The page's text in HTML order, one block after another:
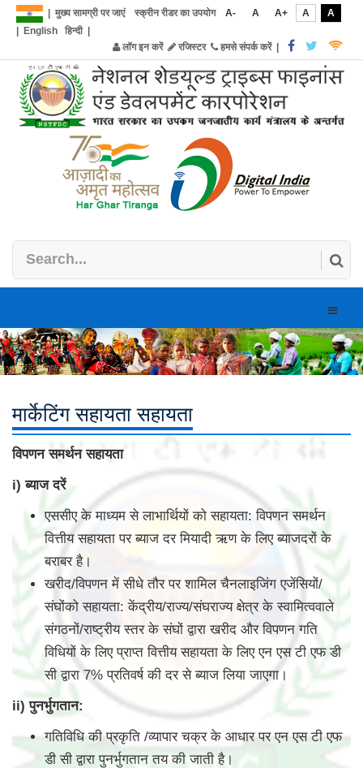
मुख्य सामग्री पर जाएं स्क्रीन रीडर का उपयोग A- A A+ A
A
English हिन्दी|
लॉग इन करें
रजिस्टर हमसे संपर्क करें|
Toggle
मार्केटिंग सहायता सहायता
विपणन समर्थन सहायता
i) ब्याज दरें
एससीए के माध्यम से लाभार्थियों को सहायता: विपणन समर्थन
वित्तीय सहायता पर ब्याज दर मियादी ऋण के लिए ब्याजदरों के
बराबर है।
खरीद/विपणन में सीधे तौर पर शामिल चैनलाइजिंग एजेंसियों/
संघोंको सहायता: केंद्रीय/राज्य/संघराज्य क्षेत्र के स्वामित्ववाले
संगठनों/राष्ट्रीय स्तर के संघों द्वारा खरीद और विपणन गति
विधियों के लिए प्राप्त वित्तीय सहायता के लिए एन एस टी एफ डी
सी द्वारा 7% प्रतिवर्ष की दर से ब्याज लिया जाएगा।
ii) पुनर्भुगतान:
गतिविधि की प्रकृति /व्यापार चक्र के आधार पर एन एस टी एफ
डी सी द्वारा पुनर्भुगतान तय की जाती है।